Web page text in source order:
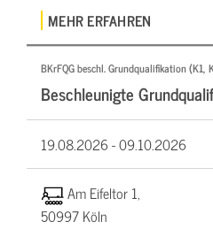
MEHR ERFAHREN
BKrFQG beschl. Grundqualifikation (K1,
Beschleunigte
19.08.2026 -09.10.2026
Am Eifeltor 1,
50997 Köln